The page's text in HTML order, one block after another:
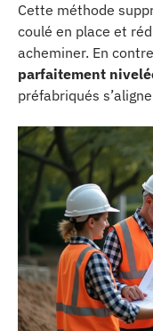
Cette méthode
coulé en place et
acheminer. En
parfaitement
préfabriqués